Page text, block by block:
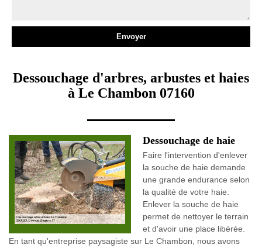
Dessouchage d'arbres, arbustes et haies
à Le Chambon 07160
Dessouchage de haie
Faire l'intervention d'enlever
la souche de haie demande
une grande endurance selon
la qualité de votre haie.
Enlever la souche de haie
permet de nettoyer le terrain
et d'avoir une place libérée.
En tant qu'entreprise paysagiste sur Le Chambon, nous avons